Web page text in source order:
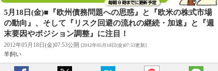
5月18日(金)■『欧州債務問題への思惑』と『欧米の株式市場
の動向』、そして『リスク回避の流れの継続・加速』と『週
末要因やポジション調整』に注目！
2012年05月18日(金)07:53公開 [2012年05月18日(金)07:53更新]
羊飼い